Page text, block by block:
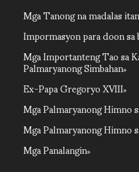
Mga Tanong na madalas
Impormasyon para doon
Mga Importanteng Tao sa
Palmaryanong Simbahan
Ex-Papa Gregoryo XVIII
Mga Palmaryanong Himno
Mga Palmaryanong Himno
Mga Panalangin